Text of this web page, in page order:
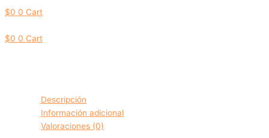
$0 0 Cart
$0 0 Cart
Descripción
Información adicional
Valoraciones (0)